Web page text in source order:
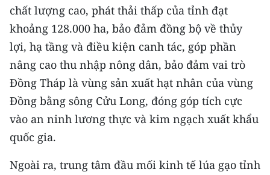
ESPAÑOL
한국어
chất lượng cao, phát thải thấp của tỉnh đạt
khoảng 128.000 ha, bảo đảm đồng bộ về thủy
lợi, hạ tầng và điều kiện canh tác, góp phần
nâng cao thu nhập nông dân, bảo đảm vai trò
Đồng Tháp là vùng sản xuất hạt nhân của vùng
Đồng bằng sông Cửu Long, đóng góp tích cực
vào an ninh lương thực và kim ngạch xuất khẩu
quốc gia.
Ngoài ra, trung tâm đầu mối kinh tế lúa gạo tỉnh